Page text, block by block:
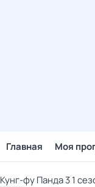
Главная Моя
Кунг-фу Панда 3 1